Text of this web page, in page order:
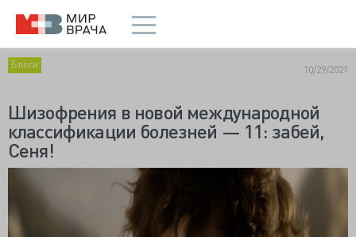
Блоги 10/29/2021
Шизофрения в новой международной
классификации болезней — 11: забей,
Сеня!